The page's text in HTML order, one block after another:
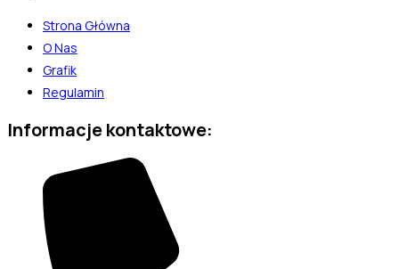
Strona Główna
O Nas
Grafik
Regulamin
Informacje kontaktowe: